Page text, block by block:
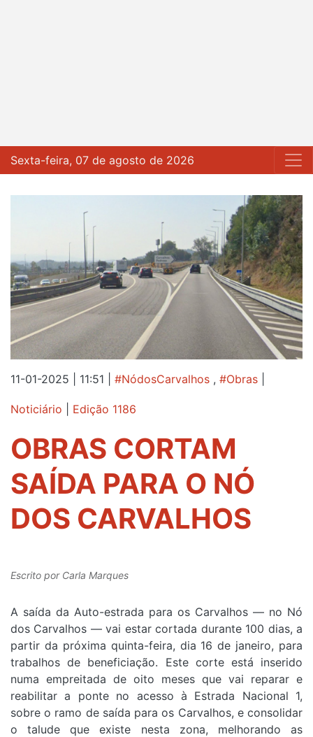
Sexta-feira, 07 de agosto de 2026
11-01-2025 | 11:51 #NódosCarvalhos , #Obras
Noticiário Edição 1186
OBRAS CORTAM
SAÍDA PARA O NÓ
DOS CARVALHOS
Escrito por Carla Marques
A saída da Auto-estrada para os Carvalhos — no Nó
dos Carvalhos — vai estar cortada durante 100 dias, a
partir da próxima quinta-feira, dia 16 de janeiro, para
trabalhos de beneficiação. Este corte está inserido
numa empreitada de oito meses que vai reparar e
reabilitar a ponte no acesso à Estrada Nacional 1,
sobre o ramo de saída para os Carvalhos, e consolidar
o talude que existe nesta zona, melhorando as